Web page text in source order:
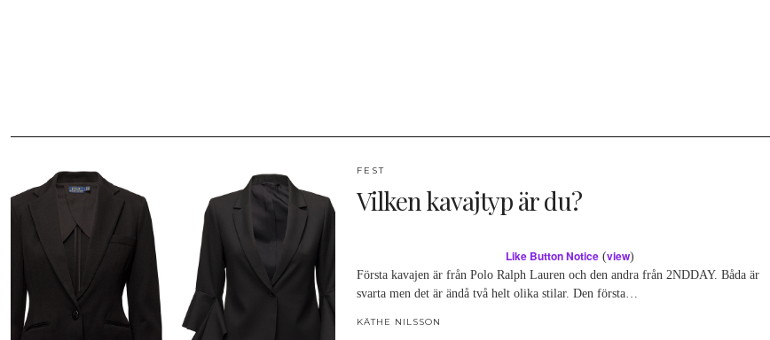
FEST
Vilken kavajtyp är du?
Like Button Notice (view)
Första kavajen är från Polo Ralph Lauren och den andra från 2NDDAY. Båda är
svarta men det är ändå två helt olika stilar. Den första…
KÄTHE NILSSON